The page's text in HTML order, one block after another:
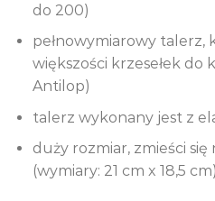
do 200)
pełnowymiarowy talerz,
większości krzesełek do
Antilop)
​talerz wykonany jest z
duży rozmiar, zmieści się
(wymiary: 21 cm x 18,5 cm)